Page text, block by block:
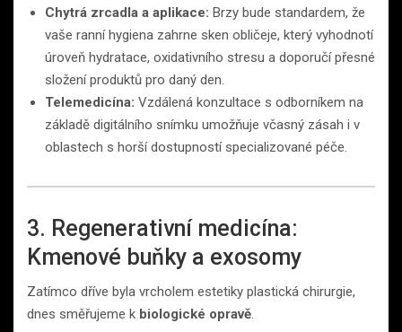
Chytrá zrcadla a aplikace: Brzy bude standardem, že
vaše ranní hygiena zahrne sken obličeje, který vyhodnotí
úroveň hydratace, oxidativního stresu a doporučí přesné
složení produktů pro daný den.
Telemedicína: Vzdálená konzultace s odborníkem na
základě digitálního snímku umožňuje včasný zásah i v
oblastech s horší dostupností specializované péče.
3. Regenerativní medicína:
Kmenové buňky a exosomy
Zatímco dříve byla vrcholem estetiky plastická chirurgie,
dnes směřujeme k biologické opravě.